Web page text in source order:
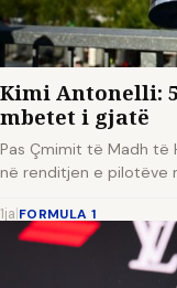
Kimi Antonelli:
mbetet i gjatë
Pas Çmimit të Madh të
në renditjen e pilotëve
1ja FORMULA 1